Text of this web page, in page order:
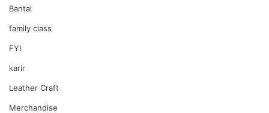
Bantal
family class
FYI
karir
Leather Craft
Merchandise